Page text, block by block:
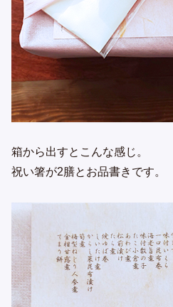
箱から出すとこんな感じ。
祝い箸が2膳とお品書きです。